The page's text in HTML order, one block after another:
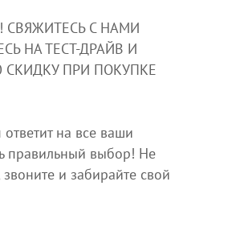
СВЯЖИТЕСЬ С НАМИ
НА ТЕСТ-ДРАЙВ И
ПРИ ПОКУПКЕ
на все ваши
правильный выбор! Не
и забирайте свой